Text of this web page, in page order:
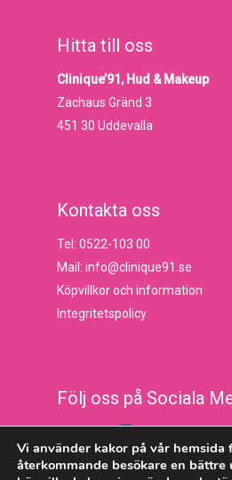
Hitta till oss
Clinique’91, Hud & Makeup
Zachaus Gränd 3
451 30 Uddevalla
Kontakta oss
Tel: 0522-103 00
Mail: info@clinique91.se
Köpvillkor och information
Integritetspolicy
Följ oss på Sociala
Vi använder kakor på vår hemsida
återkommande besökare en bättre